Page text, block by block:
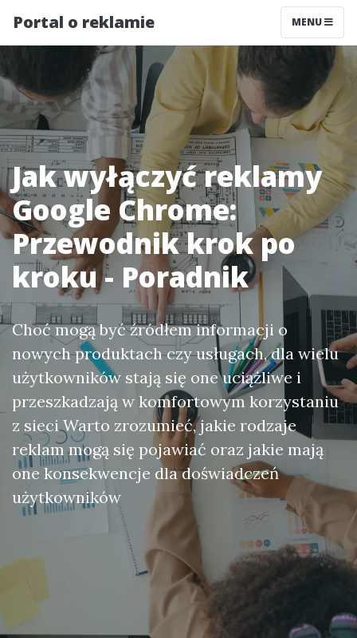
Portal o reklamie MENU
Jak wyłączyć reklamy
Google Chrome:
Przewodnik krok po
kroku - Poradnik
Choć mogą być źródłem informacji o
nowych produktach czy usługach, dla wielu
użytkowników stają się one uciążliwe i
przeszkadzają w komfortowym korzystaniu
z sieci Warto zrozumieć, jakie rodzaje
reklam mogą się pojawiać oraz jakie mają
one konsekwencje dla doświadczeń
użytkowników